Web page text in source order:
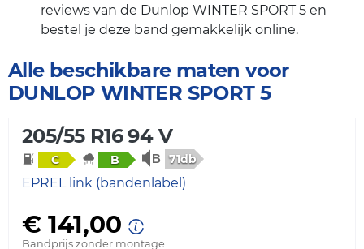
reviews van de Dunlop WINTER SPORT 5 en
bestel je deze band gemakkelijk online.
Alle beschikbare maten voor
DUNLOP WINTER SPORT 5
205/55 R16 94 V
C B 71db
EPREL link (bandenlabel)
€ 141,00
Bandprijs zonder montage